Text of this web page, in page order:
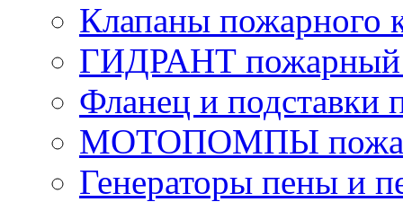
Клапаны пожарного
ГИДРАНТ пожарный
Фланец и подставки
МОТОПОМПЫ
Генераторы пены и